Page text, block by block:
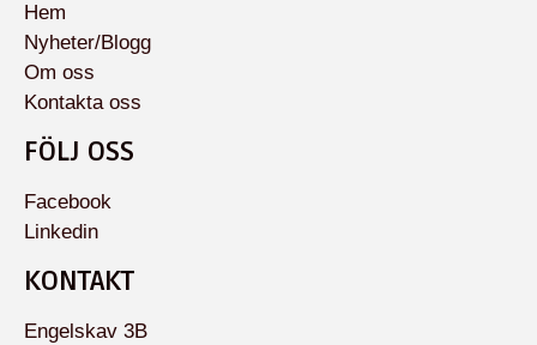
Hem
Nyheter/Blogg
Om oss
Kontakta oss
FÖLJ OSS
Facebook
Linkedin
KONTAKT
Engelskav 3B